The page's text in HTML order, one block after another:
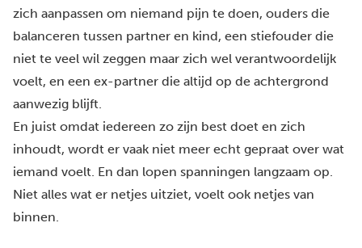
zich aanpassen om niemand pijn te doen, ouders die
balanceren tussen partner en kind, een stiefouder die
niet te veel wil zeggen maar zich wel verantwoordelijk
voelt, en een ex-partner die altijd op de achtergrond
aanwezig blijft.
En juist omdat iedereen zo zijn best doet en zich
inhoudt, wordt er vaak niet meer echt gepraat over wat
iemand voelt. En dan lopen spanningen langzaam op.
Niet alles wat er netjes uitziet, voelt ook netjes van
binnen.